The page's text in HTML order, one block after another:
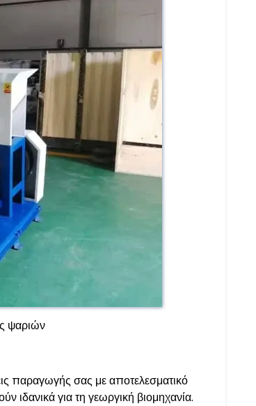
ψαριών
παραγωγής σας με αποτελεσματικό
ιδανικά για τη γεωργική βιομηχανία.